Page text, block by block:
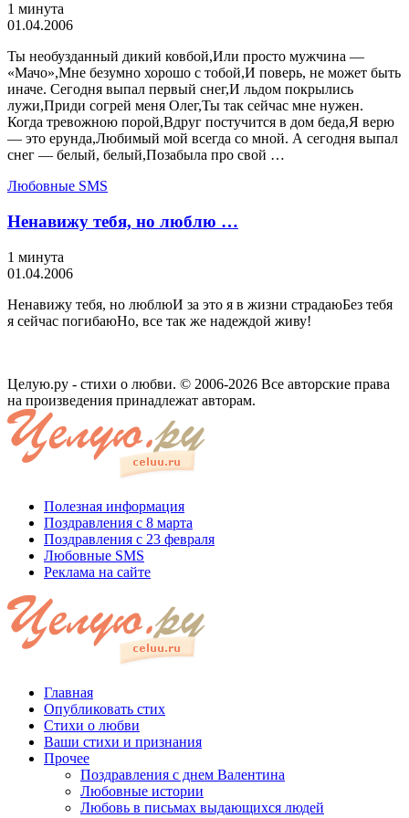
1 минута
01.04.2006
Ты необузданный дикий ковбой,Или просто мужчина —
«Мачо»,Мне безумно хорошо с тобой,И поверь, не может быть
иначе. Сегодня выпал первый снег,И льдом покрылись
лужи,Приди согрей меня Олег,Ты так сейчас мне нужен.
Когда тревожною порой,Вдруг постучится в дом беда,Я верю
— это ерунда,Любимый мой всегда со мной. А сегодня выпал
снег — белый, белый,Позабыла про свой …
Любовные SMS
Ненавижу тебя, но люблю …
1 минута
01.04.2006
Ненавижу тебя, но люблюИ за это я в жизни страдаюБез тебя
я сейчас погибаюНо, все так же надеждой живу!
Целую.ру - стихи о любви. © 2006-2026 Все авторские права
на произведения принадлежат авторам.
Полезная информация
Поздравления с 8 марта
Поздравления с 23 февраля
Любовные SMS
Реклама на сайте
Главная
Опубликовать стих
Стихи о любви
Ваши стихи и признания
Прочее
Поздравления с днем Валентина
Любовные истории
Любовь в письмах выдающихся людей